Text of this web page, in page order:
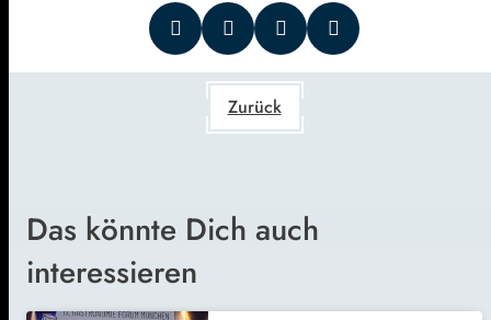
Zurück
Das könnte Dich auch
interessieren